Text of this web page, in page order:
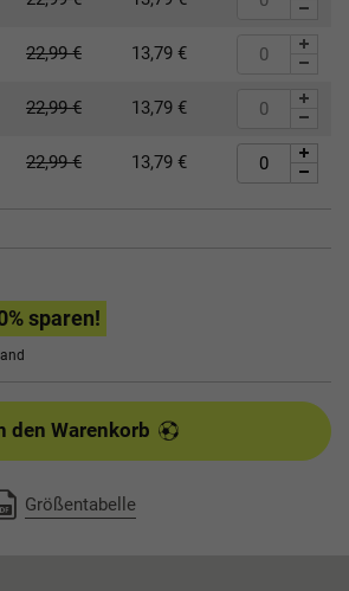
22,99€ 13,79 €
22,99€ 13,79 €
22,99€ 13,79 €
% sparen!
den Warenkorb
Größentabelle